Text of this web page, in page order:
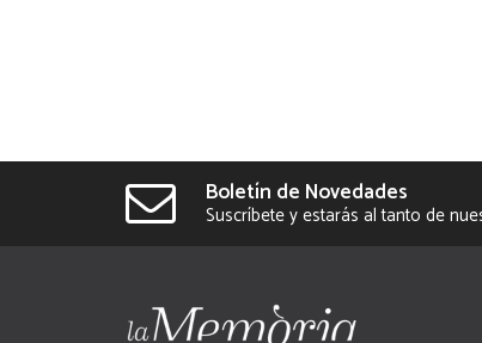
Boletín de Novedades
Suscríbete y estarás al tanto de